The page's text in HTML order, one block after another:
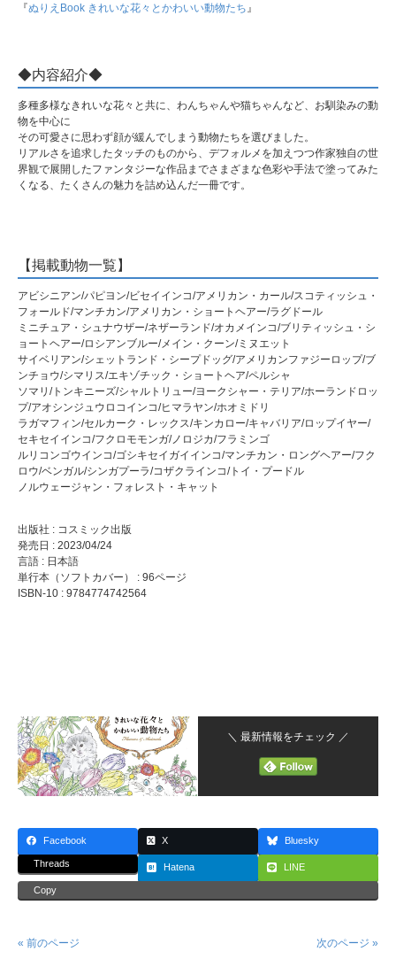
『ぬりえBook きれいな花々とかわいい動物たち』
◆内容紹介◆
多種多様なきれいな花々と共に、わんちゃんや猫ちゃんなど、お馴染みの動
物を中心に
その可愛さに思わず顔が緩んでしまう動物たちを選びました。
リアルさを追求したタッチのものから、デフォルメを加えつつ作家独自の世
界観で展開したファンタジーな作品までさまざまな色彩や手法で塗ってみた
くなる、たくさんの魅力を詰め込んだ一冊です。
【掲載動物一覧】
アビシニアン/パピヨン/ビセイインコ/アメリカン・カール/スコティッシュ・
フォールド/マンチカン/アメリカン・ショートヘアー/ラグドール
ミニチュア・シュナウザー/ネザーランド/オカメインコ/ブリティッシュ・シ
ョートヘアー/ロシアンブルー/メイン・クーン/ミヌエット
サイベリアン/シェットランド・シープドッグ/アメリカンファジーロップ/ブ
ンチョウ/シマリス/エキゾチック・ショートヘア/ペルシャ
ソマリ/トンキニーズ/シャルトリュー/ヨークシャー・テリア/ホーランドロッ
プ/アオシンジュウロコインコ/ヒマラヤン/ホオミドリ
ラガマフィン/セルカーク・レックス/キンカロー/キャバリア/ロップイヤー/
セキセイインコ/フクロモモンガ/ノロジカ/フラミンゴ
ルリコンゴウインコ/ゴシキセイガイインコ/マンチカン・ロングヘアー/フク
ロウ/ベンガル/シンガプーラ/コザクラインコ/トイ・プードル
ノルウェージャン・フォレスト・キャット
出版社 : コスミック出版
発売日 : 2023/04/24
言語 : 日本語
単行本（ソフトカバー） : 96ページ
ISBN-10 : 9784774742564
＼ 最新情報をチェック ／
Facebook X Bluesky
Threads Hatena LINE
Copy
« 前のページ 次のページ »